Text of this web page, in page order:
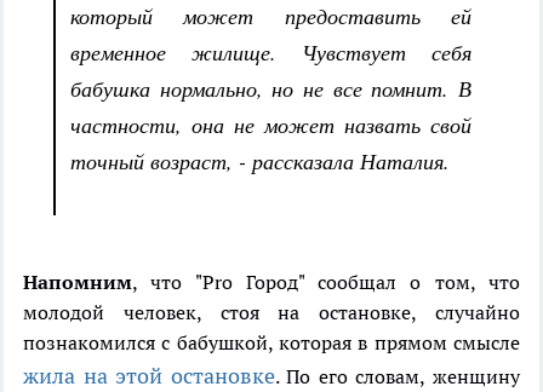
который может предоставить ей
временное жилище. Чувствует себя
бабушка нормально, но не все помнит. В
частности, она не может назвать свой
точный возраст, - рассказала Наталия.
Напомним, что "Pro Город" сообщал о том, что
молодой человек, стоя на остановке, случайно
познакомился с бабушкой, которая в прямом смысле
жила на этой остановке. По его словам, женщину